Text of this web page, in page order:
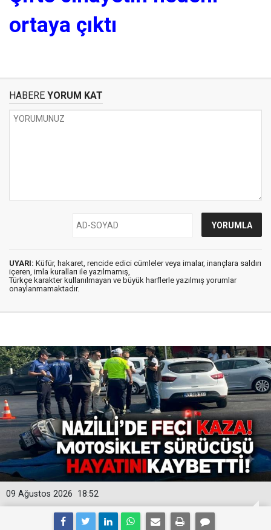
ortaya çıktı
HABERE YORUM KAT
UYARI: Küfür, hakaret, rencide edici cümleler veya imalar, inançlara saldırı
içeren, imla kuralları ile yazılmamış,
Türkçe karakter kullanılmayan ve büyük harflerle yazılmış yorumlar
onaylanmamaktadır.
18:52
09 Ağustos 2026